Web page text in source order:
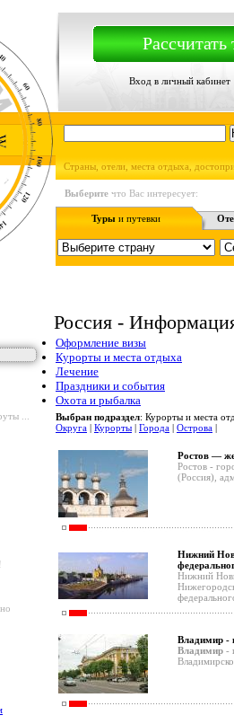
Рассчитать
Вход в личный кабинет
Страны, отели, места отдыха,
Выберите что Вас интересует:
Турыи путевки
...
Россия -
Оформление визы
Курорты и места отдыха
Лечение
Праздники и события
Охота и рыбалка
Выбран подраздел: Курорты и места
Округа | Курорты | Города | Острова |
Ростов —
Ростов -
(Россия),
Нижний
Нижний
Владимир -
Владимир -